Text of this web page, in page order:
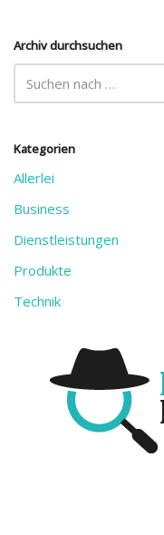
Archiv durchsuchen
Kategorien
Allerlei
Business
Dienstleistungen
Produkte
Technik